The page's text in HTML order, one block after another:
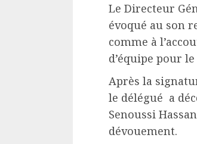
Le Directeur
évoqué au son
comme à
d’équipe pour
Après la
le délégué a
Senoussi
dévouement.